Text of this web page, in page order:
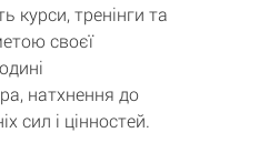
курси, тренінги та
своєї
натхнення до
сил і цінностей.